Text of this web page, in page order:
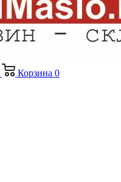
Корзина 0